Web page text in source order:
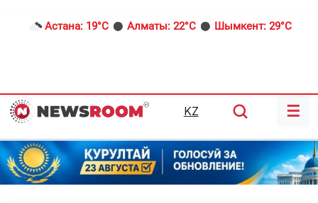
Астана: 19°C Алматы: 22°C Шымкент: 29°C
KZ ☰